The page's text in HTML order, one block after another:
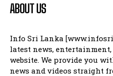
ABOUT US
Info Sri Lanka
latest news,
website. We provide you
news and videos straight